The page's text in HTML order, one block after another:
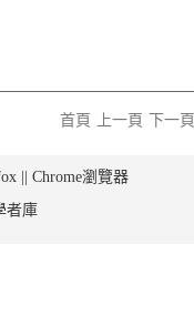
首頁
上一頁 下一頁
|| Chrome瀏覽器
者庫